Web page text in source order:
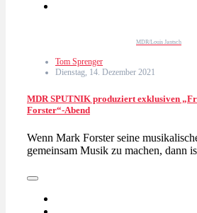
MDR/Louis Jantsch
Tom Sprenger
Dienstag, 14. Dezember 2021
MDR SPUTNIK produziert exklusiven
Forster“-Abend
Wenn Mark Forster seine
gemeinsam Musik zu machen, dann